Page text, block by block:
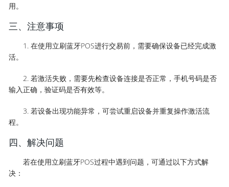
用。
三、注意事项
1. 在使用立刷蓝牙POS进行交易前，需要确保设备已经完成激
活。
2. 若激活失败，需要先检查设备连接是否正常，手机号码是否
输入正确，验证码是否有效等。
3. 若设备出现功能异常，可尝试重启设备并重复操作激活流
程。
四、解决问题
若在使用立刷蓝牙POS过程中遇到问题，可通过以下方式解
决：